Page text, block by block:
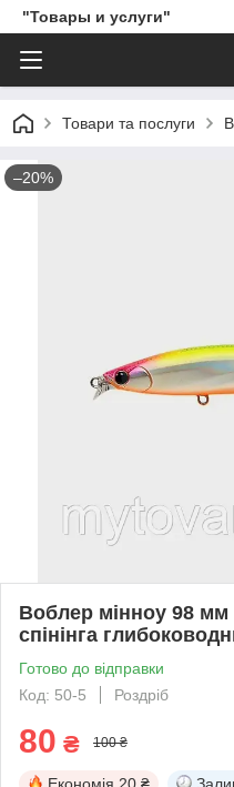
"Товары и услуги"
Товари та послуги
–20%
Воблер мінноу 98 мм
спінінга
Готово до відправки
Код: 50-5
Роздріб
80 ₴ 100 ₴
Економія 20 ₴